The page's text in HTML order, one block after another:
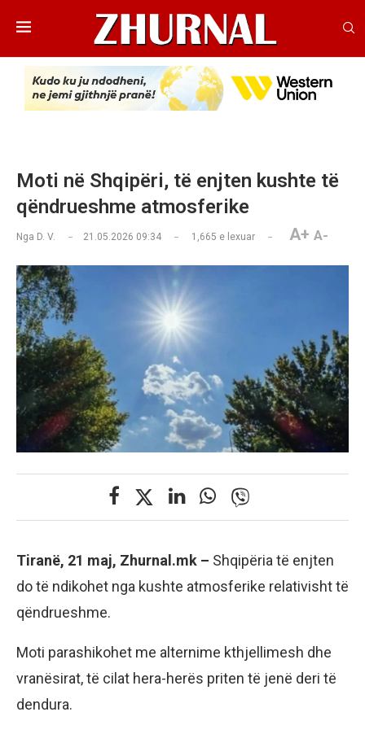
Moti në Shqipëri, të enjten kushte të
qëndrueshme atmosferike
Nga D. V. 21.05.2026 09:34 1,665 e lexuar A+ A-
Tiranë, 21 maj, Zhurnal.mk – Shqipëria të enjten
do të ndikohet nga kushte atmosferike relativisht të
qëndrueshme.
Moti parashikohet me alternime kthjellimesh dhe
vranësirat, të cilat hera-herës priten të jenë deri të
dendura.